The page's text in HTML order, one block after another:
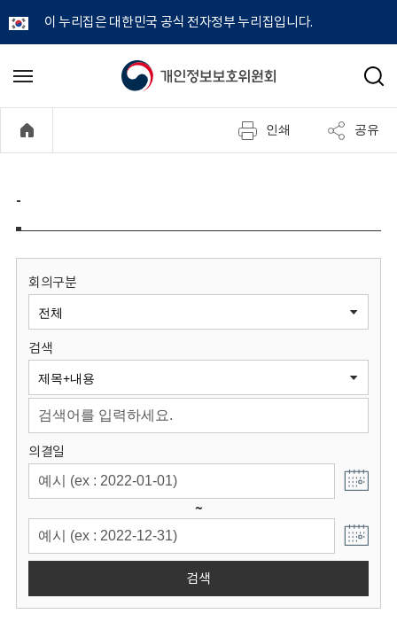
이 누리집은 대한민국 공식 전자정부 누리집입니다.
개
정
보
원
회
메
기
검
인쇄 공유
-
회의구분
검색
의결일
~
검색